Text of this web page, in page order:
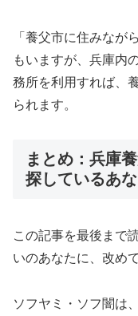
「養父市に住みなが
もいますが、兵庫内
務所を利用すれば、
られます。
まとめ：兵庫
探しているあ
この記事を最後まで
いのあなたに、改め
ソフヤミ・ソフ闇は